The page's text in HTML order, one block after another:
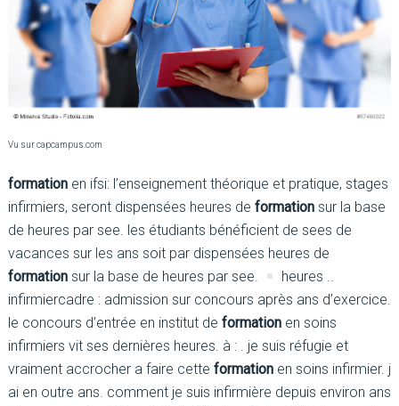
Vu sur capcampus.com
formationen ifsi: l’enseignement théorique et pratique, stages
infirmiers, seront dispensées heures de formationsur la base
de heures par see. les étudiants bénéficient de sees de
vacances sur les ans soit par dispensées heures de
formationsur la base de heures par see.
heures ..
infirmiercadre : admission sur concours après ans d’exercice.
le concours d’entrée en institut de formationen soins
infirmiers vit ses dernières heures. à : . je suis réfugie et
vraiment accrocher a faire cette formationen soins infirmier. j
ai en outre ans. comment je suis infirmière depuis environ ans